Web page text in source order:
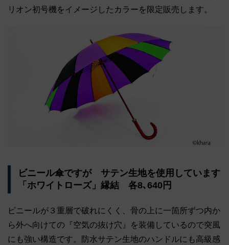
リオン初号機をイメージしたカラーを限定販売します。
ビニール傘ですが サテン生地を使用しています
「ホワイトローズ」縁結 各8､640円
ビニールが３重層で破れにくく、骨の上に一箇所ずつ内か
ら外へ向けての『空気の抜け穴』を装備しているので突風
にも強い構造です。防水サテン生地のハンドルにも高級感